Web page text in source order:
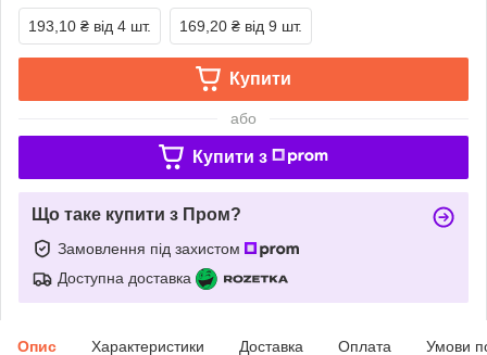
193,10 ₴ від 4 шт. 169,20 ₴ від 9 шт.
Купити
або
Купити з
Що таке купити з Пром?
Замовлення під захистом
Доступна доставка
Опис Характеристики Доставка Оплата Умови